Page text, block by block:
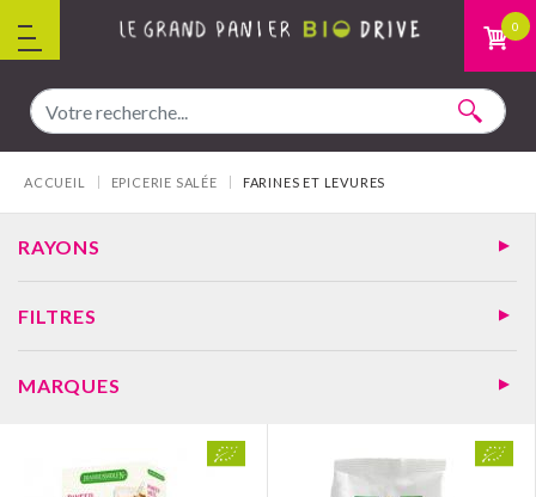
0
ACCUEIL EPICERIE SALÉE FARINES ET LEVURES
RAYONS
FILTRES
MARQUES